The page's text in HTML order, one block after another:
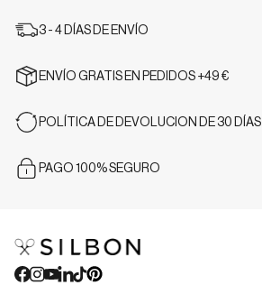
3 - 4 DÍAS DE ENVÍO
ENVÍO GRATIS EN PEDIDOS +49 €
POLÍTICA DE DEVOLUCION DE 30 DÍAS
PAGO 100% SEGURO